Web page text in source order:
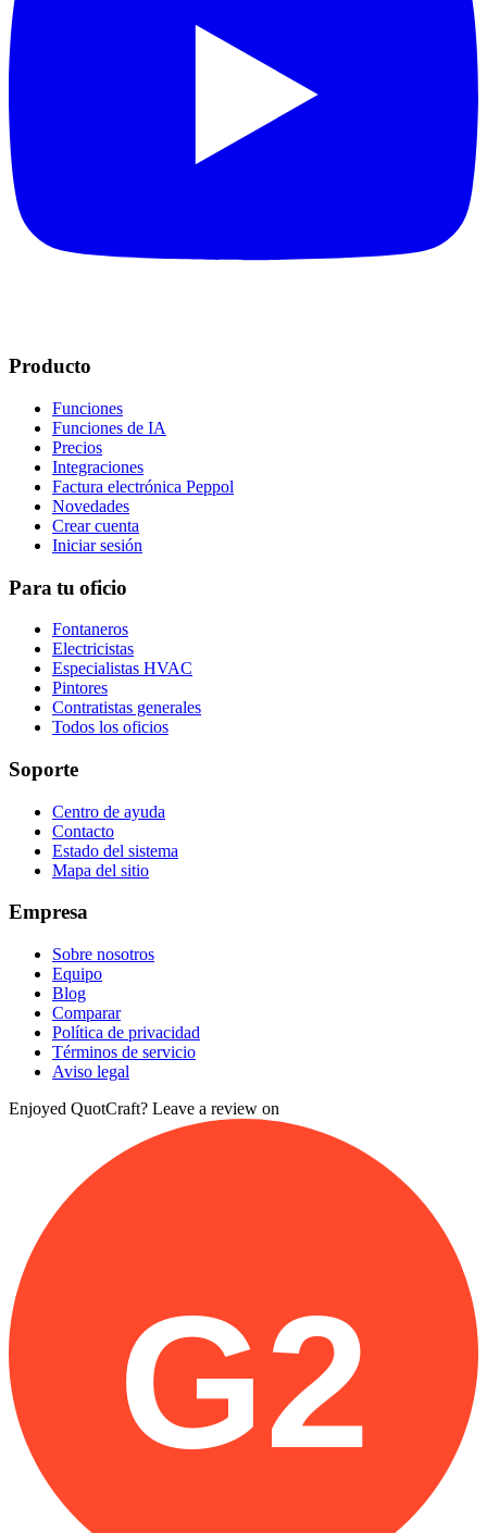
Producto
Funciones
Funciones de IA
Precios
Integraciones
Factura electrónica Peppol
Novedades
Crear cuenta
Iniciar sesión
Para tu oficio
Fontaneros
Electricistas
Especialistas HVAC
Pintores
Contratistas generales
Todos los oficios
Soporte
Centro de ayuda
Contacto
Estado del sistema
Mapa del sitio
Empresa
Sobre nosotros
Equipo
Blog
Comparar
Política de privacidad
Términos de servicio
Aviso legal
Enjoyed QuotCraft? Leave a review on
G2